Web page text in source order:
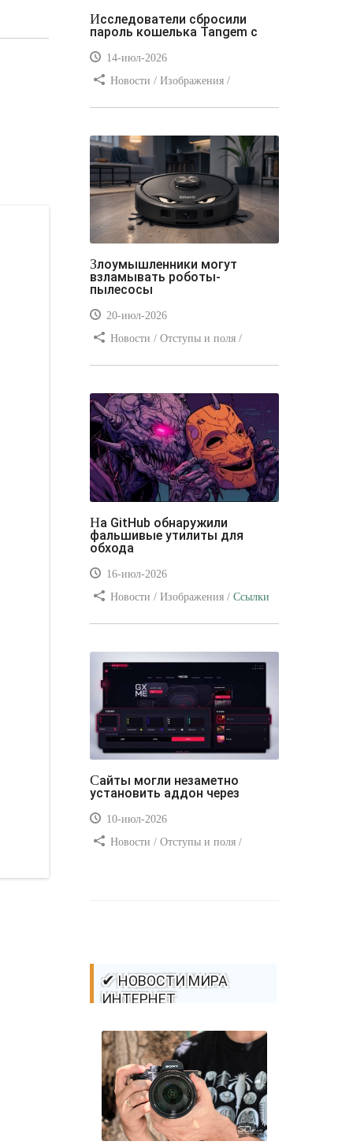
Исследователи сбросили
пароль кошелька Tangem с
14-июл-2026
Новости / Изображения /
/ Вёрстка / Видео уроки
Злоумышленники могут
взламывать роботы-
пылесосы
20-июл-2026
Новости / Отступы и поля /
/ Текст / Цвет / Видео уроки
На GitHub обнаружили
фальшивые утилиты для
обхода
16-июл-2026
Новости / Изображения / Ссылки
Сайты могли незаметно
установить аддон через
10-июл-2026
Новости / Отступы и поля /
✔ НОВОСТИ МИРА
ИНТЕРНЕТ